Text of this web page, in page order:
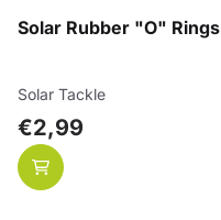
Solar Rubber "O" Rings
Merk:
Solar Tackle
Prijs: 2,99
€2,99